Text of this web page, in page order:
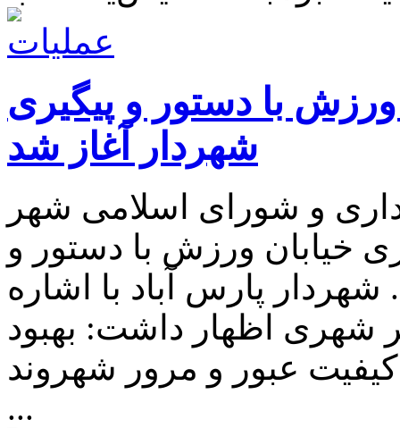
با دستور و پیگیری
شهردار آغاز شد
و شورای اسلامی شهر
خیابان ورزش با دستور و
پارس آباد با اشاره
شهری اظهار داشت: بهبود
عبور و مرور شهروند
...